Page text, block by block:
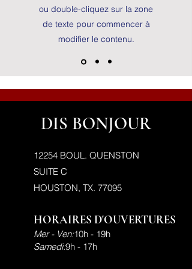
détails ou informations pertinents que vous
souhaitez partager avec vos visiteurs.
ou double-cliquez sur la zone
de texte pour commencer à
modifier le contenu.
DIS BONJOUR
12254 BOUL. QUENSTON
SUITE C
HOUSTON, TX. 77095
HORAIRES D'OUVERTURES
Mer - Ven:10h - 19h
Samedi:9h - 17h